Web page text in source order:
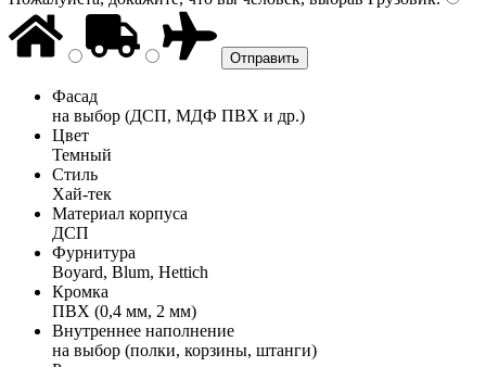
Фасад
на выбор (ДСП, МДФ ПВХ и др.)
Цвет
Темный
Стиль
Хай-тек
Материал корпуса
ДСП
Фурнитура
Boyard, Blum, Hettich
Кромка
ПВХ (0,4 мм, 2 мм)
Внутреннее наполнение
на выбор (полки, корзины, штанги)